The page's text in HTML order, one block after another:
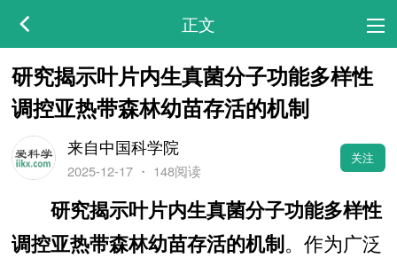
正文
研究揭示叶片内生真菌分子功能多样性
调控亚热带森林幼苗存活的机制
来自中国科学院
2025-12-17・ 148阅读
关注
研究揭示叶片内生真菌分子功能多样性
调控亚热带森林幼苗存活的机制。作为广泛